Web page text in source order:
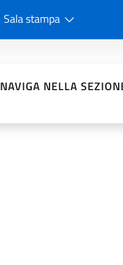
Sala stampa
NAVIGA NELLA